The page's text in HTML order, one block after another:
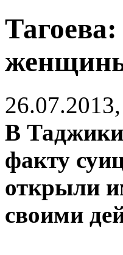
В
факту
открыли
своими